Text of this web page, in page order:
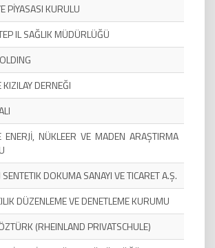
PİYASASI KURULU
IL SAĞLIK MÜDÜRLÜĞÜ
KIZILAY DERNEĞI
ENERJİ, NÜKLEER VE MADEN ARAŞTIRMA
DOKUMA SANAYI VE TICARET A.Ş.
DÜZENLEME VE DENETLEME KURUMU
(RHEINLAND PRIVATSCHULE)